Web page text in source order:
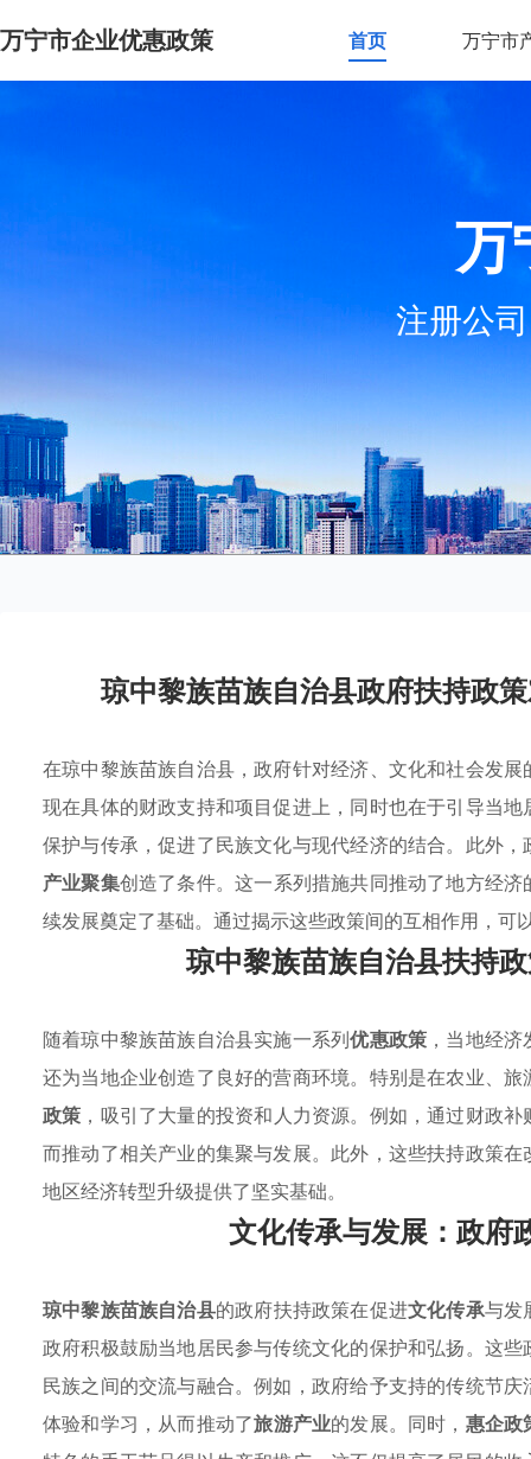
万宁市企业优惠政策 首页 万宁市
万
注册公
琼中黎族苗族自治县政府扶持政
在琼中黎族苗族自治县，政府针对经济、文化和社会发展
现在具体的财政支持和项目促进上，同时也在于引导当
保护与传承，促进了民族文化与现代经济的结合。此外
产业聚集创造了条件。这一系列措施共同推动了地方经
续发展奠定了基础。通过揭示这些政策间的互相作用，可
琼中黎族苗族自治县扶持
随着琼中黎族苗族自治县实施一系列优惠政策 ，当地经
还为当地企业创造了良好的营商环境。特别是在农业、
政策 ，吸引了大量的投资和人力资源。例如，通过财政
而推动了相关产业的集聚与发展。此外，这些扶持政策
地区经济转型升级提供了坚实基础。
文化传承与发展：政府
琼中黎族苗族自治县的政府扶持政策在促进文化传承与发
政府积极鼓励当地居民参与传统文化的保护和弘扬。这
民族之间的交流与融合。例如，政府给予支持的传统节
体验和学习，从而推动了旅游产业的发展。同时， 惠企政